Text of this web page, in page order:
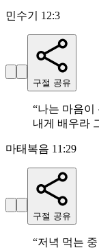
민수기 12:3
구절 공유
“나는 마음이
내게 배우라
마태복음 11:29
구절 공유
“저녁 먹는